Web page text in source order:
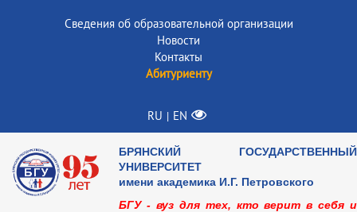
Сведения об образовательной организации
Новости
Контакты
Абитуриенту
RU | EN
БРЯНСКИЙ ГОСУДАРСТВЕННЫЙ
УНИВЕРСИТЕТ
имени академика И.Г. Петровского
БГУ - вуз для тех, кто верит в себя и